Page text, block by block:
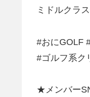
ミドルクラ
#おにGOLF
#ゴルフ系ク
★メンバー